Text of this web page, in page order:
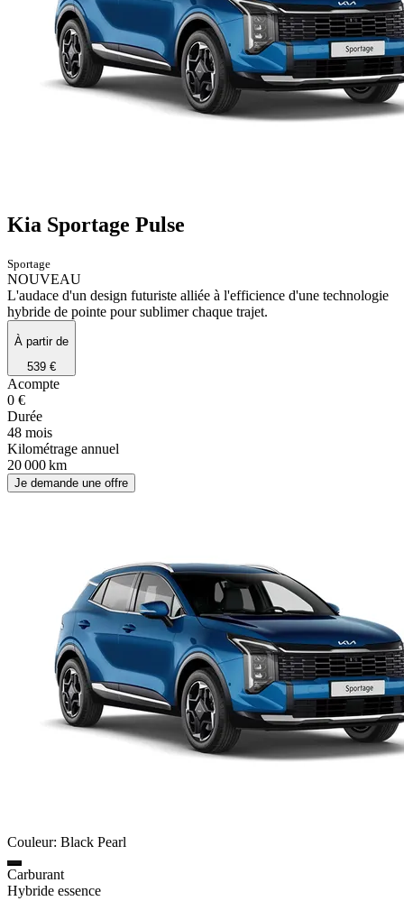
Kia Sportage Pulse
Sportage
NOUVEAU
L'audace d'un design futuriste alliée à l'efficience d'une technologie
hybride de pointe pour sublimer chaque trajet.
À partir de
539 €
Acompte
0 €
Durée
48 mois
Kilométrage annuel
20 000 km
Je demande une offre
Couleur: Black Pearl
Carburant
Hybride essence